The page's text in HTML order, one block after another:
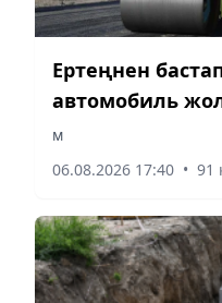
Ертеңнен
автомобиль
басталады
м
06.08.2026 17:40 • 91